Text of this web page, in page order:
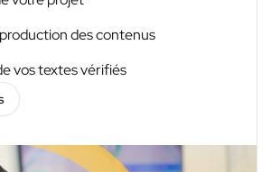
des contenus
vos textes vérifiés